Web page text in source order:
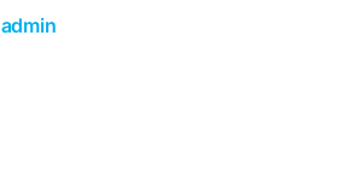
admin